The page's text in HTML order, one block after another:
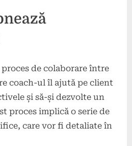
de colaborare între
coach-ul îl ajută pe client
și să-și dezvolte un
proces implică o serie de
care vor fi detaliate în